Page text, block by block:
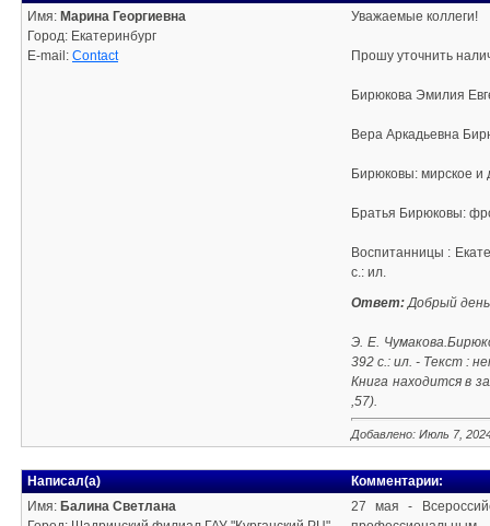
Имя: Марина Георгиевна
Город: Екатеринбург
E-mail: Contact
Уважаемые коллеги!
Прошу уточнить
Бирюкова Эмилия
Вера Аркадьевна
Бирюковы: мирское и
Братья Бирюковы:
Воспитанницы :
с.: ил.
Ответ:Добрый
Э. Е.
392 с.: ил. - Текст :
Книга находится в
,57).
Добавлено: Июль 7,
Написал(а)
Имя: Балина Светлана
Комментарии:
27 мая -